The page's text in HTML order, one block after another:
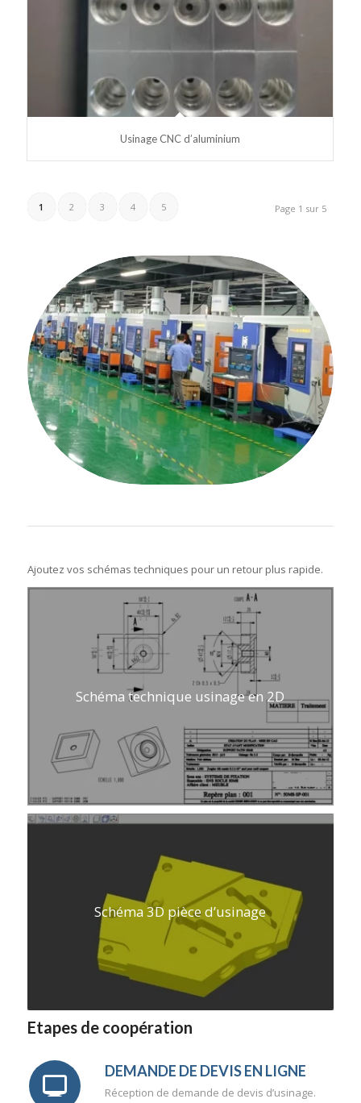
Usinage CNC d’aluminium
Page 1 sur 5
1 2 3 4 5
Ajoutez vos schémas techniques pour un retour plus rapide.
Schéma technique usinage en 2D
Schéma 3D pièce d’usinage
Etapes de coopération
DEMANDE DE DEVIS EN LIGNE
Réception de demande de devis d’usinage.